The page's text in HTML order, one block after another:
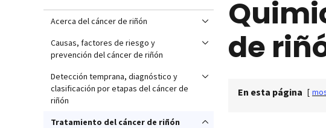
Acerca del cáncer de riñón
Causas, factores de riesgo y
prevención del cáncer de riñón
Detección temprana, diagnóstico y
clasificación por etapas del cáncer de
riñón
Tratamiento del cáncer de riñón
de
En esta página [